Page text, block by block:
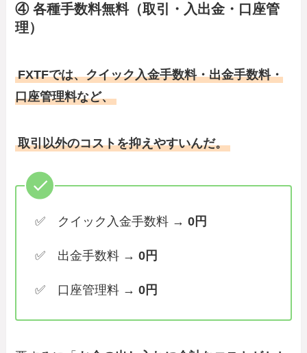
④ 各種手数料無料（取引・入出金・口座管
理）
FXTFでは、クイック入金手数料・出金手数料・
口座管理料など、
取引以外のコストを抑えやすいんだ。
✅ クイック入金手数料 →0円
✅ 出金手数料 →0円
✅ 口座管理料 →0円